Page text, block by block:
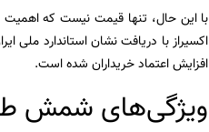
با این حال، تنها قیمت نیست که اهمیت
اکسیراز با دریافت نشان استاندارد
افزایش اعتماد خریداران شده است.
ویژگی‌های شمش طلای 24 عیار